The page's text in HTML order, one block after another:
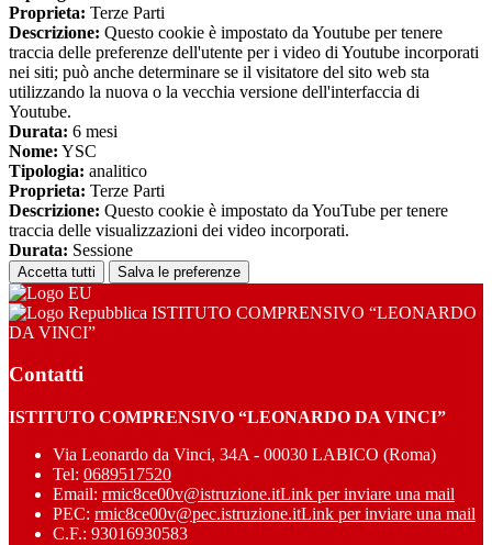
Proprieta: Terze Parti
Descrizione: Questo cookie è impostato da Youtube per tenere
traccia delle preferenze dell'utente per i video di Youtube incorporati
nei siti; può anche determinare se il visitatore del sito web sta
utilizzando la nuova o la vecchia versione dell'interfaccia di
Youtube.
Durata: 6 mesi
Nome: YSC
Tipologia: analitico
Proprieta: Terze Parti
Descrizione: Questo cookie è impostato da YouTube per tenere
traccia delle visualizzazioni dei video incorporati.
Durata: Sessione
Accetta tutti Salva le preferenze
ISTITUTO COMPRENSIVO “LEONARDO
DA VINCI”
Contatti
ISTITUTO COMPRENSIVO “LEONARDO DA VINCI”
Via Leonardo da Vinci, 34A - 00030 LABICO (Roma)
Tel: 0689517520
Email: rmic8ce00v@istruzione.itLink per inviare una mail
PEC: rmic8ce00v@pec.istruzione.itLink per inviare una mail
C.F.: 93016930583